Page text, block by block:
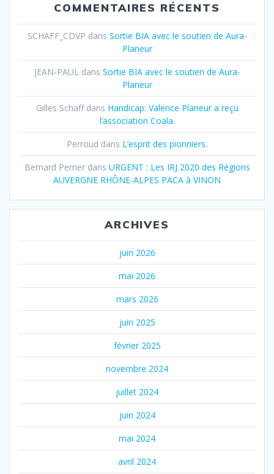
COMMENTAIRES RÉCENTS
SCHAFF_CDVP dans Sortie BIA avec le soutien de Aura-
Planeur
JEAN-PAULdans Sortie BIA avec le soutien de Aura-
Planeur
Gilles Schaffdans Handicap: Valence Planeur a reçu
l’association Coala.
Perroud dans L’esprit des pionniers.
Bernard Perrierdans URGENT : Les IRJ 2020 des Régions
AUVERGNE RHÔNE-ALPES PACA à VINON
ARCHIVES
juin 2026
mai 2026
mars 2026
juin 2025
février 2025
novembre 2024
juillet 2024
juin 2024
mai 2024
avril 2024